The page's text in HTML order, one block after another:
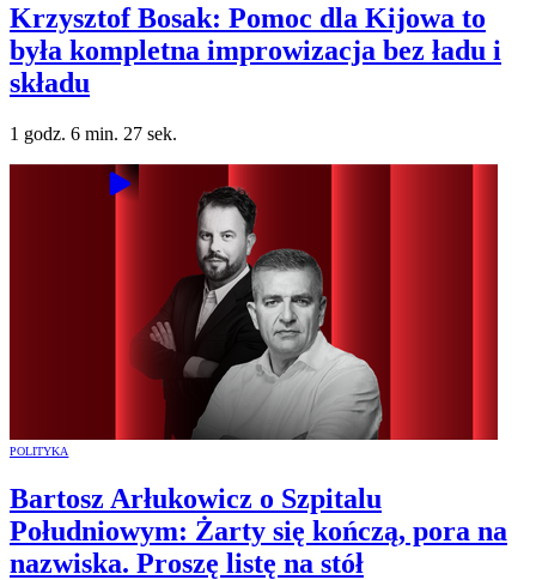
Krzysztof Bosak: Pomoc dla Kijowa to
była kompletna improwizacja bez ładu i
składu
1 godz. 6 min. 27 sek.
POLITYKA
Bartosz Arłukowicz o Szpitalu
Południowym: Żarty się kończą, pora na
nazwiska. Proszę listę na stół